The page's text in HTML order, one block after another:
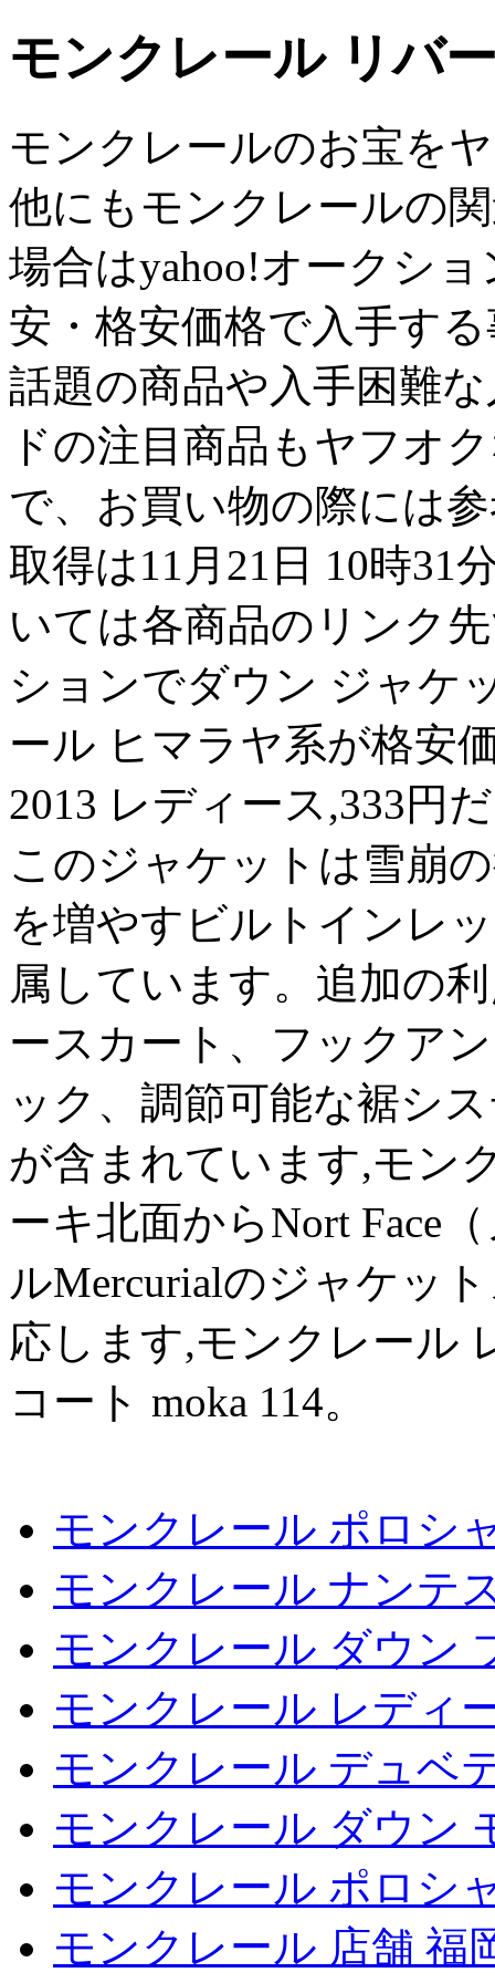
モンクレール リバ
モンクレールのお宝を
他にもモンクレールの
場合はyahoo!オークシ
安・格安価格で入手す
話題の商品や入手困難
ドの注目商品もヤフオ
で、お買い物の際には
取得は11月21日 10時31
いては各商品のリンク
ションでダウン ジャケ
ール ヒマラヤ系が格安
2013 レディース,333円
このジャケットは雪崩
を増やすビルトインレ
属しています。追加の
ースカート、フックア
ック、調節可能な裾シ
が含まれています,モン
ーキ北面からNort Face
ルMercurialのジャケッ
応します,モンクレール
コート moka 114。
モンクレール ポロシ
モンクレール ナンテ
モンクレール ダウン
モンクレール レディ
モンクレール デュベ
モンクレール ダウン
モンクレール ポロシ
モンクレール 店舗 福